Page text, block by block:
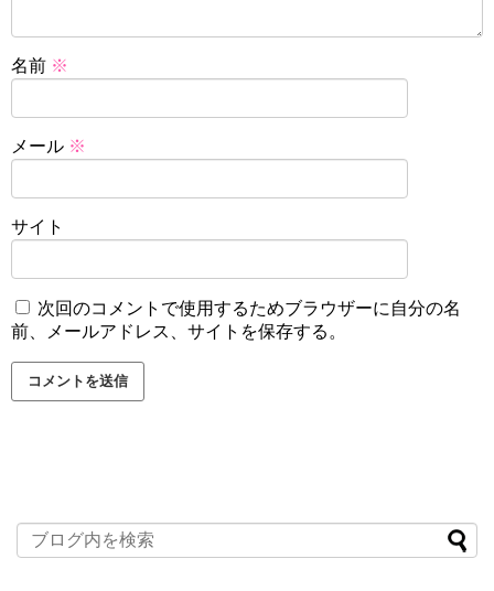
名前 ※
メール ※
サイト
次回のコメントで使用するためブラウザーに自分の名
前、メールアドレス、サイトを保存する。